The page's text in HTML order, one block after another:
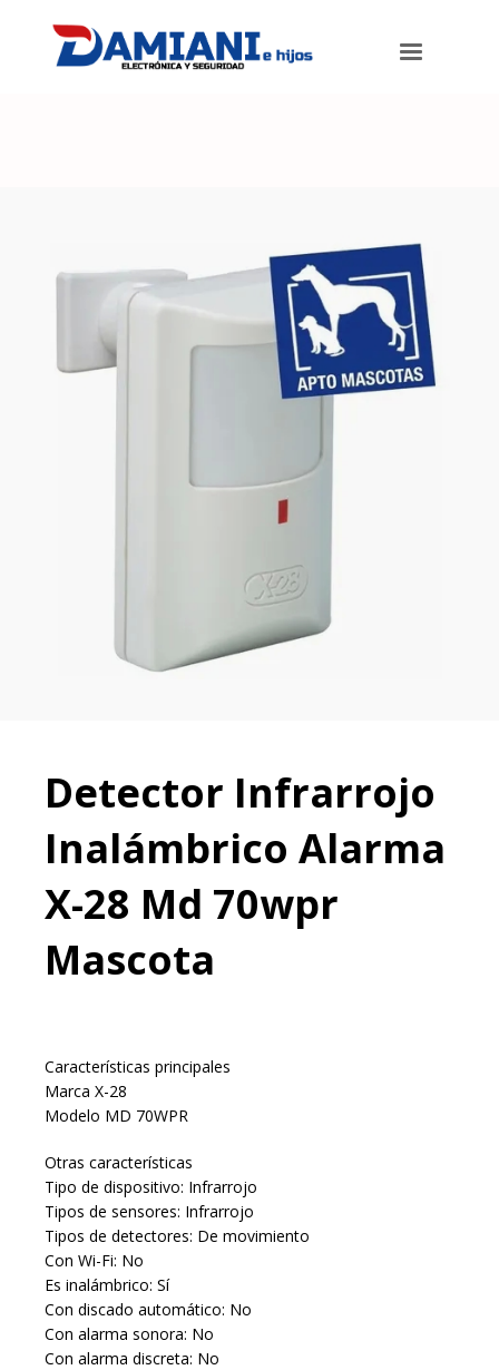
X-28 Md 70wpr Mascota
Detector Infrarrojo
Inalámbrico Alarma
X-28 Md 70wpr
Mascota
Características principales
Marca X-28
Modelo MD 70WPR
Otras características
Tipo de dispositivo: Infrarrojo
Tipos de sensores: Infrarrojo
Tipos de detectores: De movimiento
Con Wi-Fi: No
Es inalámbrico: Sí
Con discado automático: No
Con alarma sonora: No
Con alarma discreta: No